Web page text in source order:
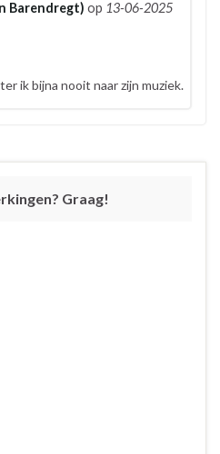
Barendregt) op 13-06-2025
ik bijna nooit naar zijn muziek.
Graag!